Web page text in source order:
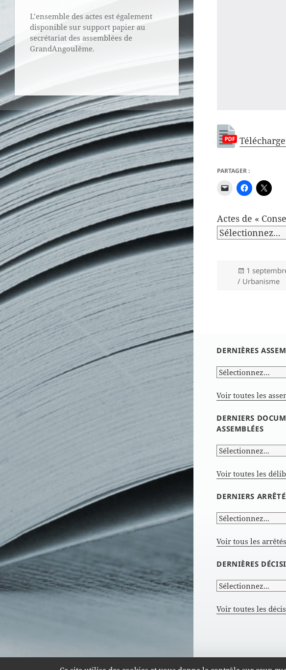
L’ensemble des actes est également
disponible sur support papier au
secrétariat des assemblées de
GrandAngoulême.
PARTAGER :
Actes de «
Publié
le
1
/ Urbanisme
DERNIÈRES
Voir toutes les
DERNIERS
ASSEMBLÉES
Voir toutes les
DERNIERS
Voir tous les arrêtés
DERNIÈRES
Voir toutes les
Actes